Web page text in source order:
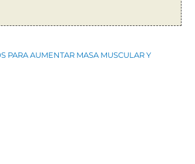
PARA AUMENTAR MASA MUSCULAR Y